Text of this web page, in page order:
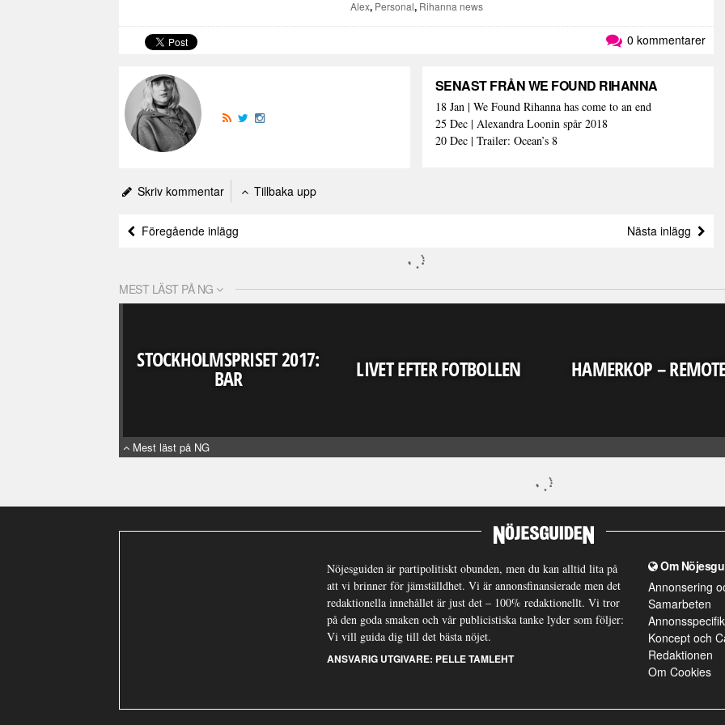
Alex, Personal, Rihanna news
0 kommentarer
SENAST FRÅN WE FOUND RIHANNA
18 Jan | We Found Rihanna has come to an end
25 Dec | Alexandra Loonin spår 2018
20 Dec | Trailer: Ocean’s 8
Skriv kommentar Tillbaka upp
Föregående inlägg Nästa inlägg
MEST LÄST PÅ NG
STOCKHOLMSPRISET 2017:
BAR LIVET EFTER FOTBOLLEN HAMERKOP –
Mest läst på NG
Nöjesguiden är partipolitiskt obunden, men du kan alltid lita på
att vi brinner för jämställdhet. Vi är annonsfinansierade men det
redaktionella innehållet är just det – 100% redaktionellt. Vi tror
på den goda smaken och vår publicistiska tanke lyder som följer:
Vi vill guida dig till det bästa nöjet.
ANSVARIG UTGIVARE: PELLE TAMLEHT
Om
Annonsering
Samarbeten
Koncept och
Redaktionen
Om Cookies